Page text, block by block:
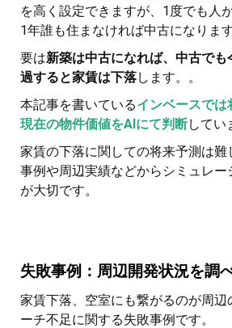
を高く設定できますが、1度でも人
1年誰も住まなければ中古になります
要は新築は中古になれば、中古で
過すると家賃は下落します。。
本記事を書いているインベースでは
現在の物件価値をAIにて判断してい
家賃の下落に関しての将来予測は難
事例や周辺実績などからシミュレー
が大切です。
失敗事例：周辺開発状況を調
家賃下落、空室にも繋がるのが周辺
ーチ不足に関する失敗事例です。